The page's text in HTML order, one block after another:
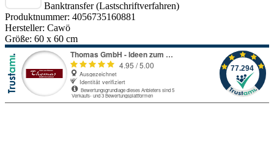
Banktransfer (Lastschriftverfahren)
Produktnummer: 4056735160881
Hersteller: Cawö
Größe: 60 x 60 cm